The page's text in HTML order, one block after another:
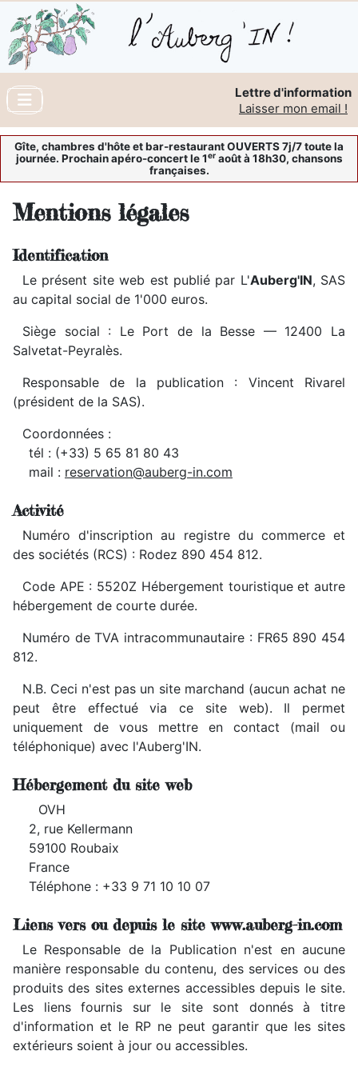
Lettre d'information
Laisser mon email !
Gîte, chambres d'hôte et bar-restaurant OUVERTS 7j/7 toute la
journée. Prochain apéro-concert le 1eraoût à 18h30, chansons
françaises.
Mentions légales
Identification
Le présent site web est publié par L'Auberg'IN, SAS
au capital social de 1'000 euros.
Siège social : Le Port de la Besse — 12400 La
Salvetat-Peyralès.
Responsable de la publication : Vincent Rivarel
(président de la SAS).
Coordonnées :
tél : (+33) 5 65 81 80 43
mail : reservation@auberg-in.com
Activité
Numéro d'inscription au registre du commerce et
des sociétés (RCS) : Rodez 890 454 812.
Code APE : 5520Z Hébergement touristique et autre
hébergement de courte durée.
Numéro de TVA intracommunautaire : FR65 890 454
812.
N.B. Ceci n'est pas un site marchand (aucun achat ne
peut être effectué via ce site web). Il permet
uniquement de vous mettre en contact (mail ou
téléphonique) avec l'Auberg'IN.
Hébergement du site web
OVH
2, rue Kellermann
59100 Roubaix
France
Téléphone : +33 9 71 10 10 07
Liens vers ou depuis le site www.auberg-in.com
Le Responsable de la Publication n'est en aucune
manière responsable du contenu, des services ou des
produits des sites externes accessibles depuis le site.
Les liens fournis sur le site sont donnés à titre
d'information et le RP ne peut garantir que les sites
extérieurs soient à jour ou accessibles.